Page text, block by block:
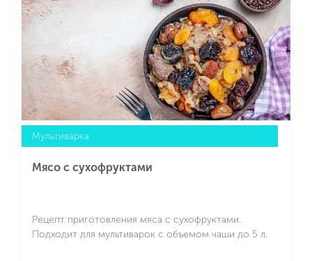
Мультиварка
Мясо с сухофруктами
Рецепт приготовления мяса с сухофруктами.
Подходит для мультиварок с объемом чаши до 5 л.